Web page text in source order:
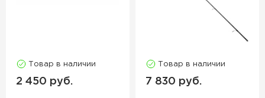
Товар в наличии
2 450 руб.
Товар в наличии
7 830 руб.